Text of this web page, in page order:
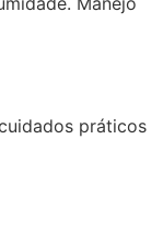
práticos